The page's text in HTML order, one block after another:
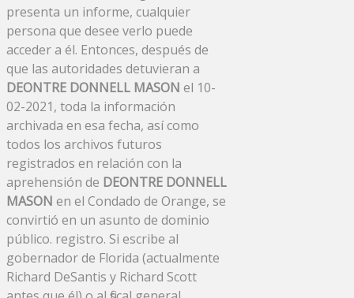
presenta un informe, cualquier
persona que desee verlo puede
acceder a él. Entonces, después de
que las autoridades detuvieran a
DEONTRE DONNELL MASON el 10-
02-2021, toda la información
archivada en esa fecha, así como
todos los archivos futuros
registrados en relación con la
aprehensión de DEONTRE DONNELL
MASON en el Condado de Orange, se
convirtió en un asunto de dominio
público. registro. Si escribe al
gobernador de Florida (actualmente
Richard DeSantis y Richard Scott